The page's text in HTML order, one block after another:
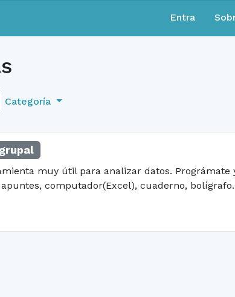
Entra
Categoría
muy útil para analizar datos.
computador(Excel), cuaderno, bolígrafo.